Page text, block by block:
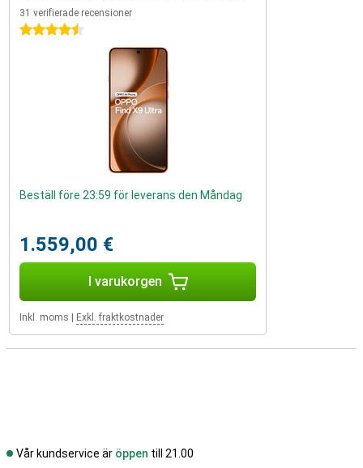
31 verifierade recensioner
4.5 stjärnor
Beställ före 23:59 för leverans den Måndag
1.559,00 €
I varukorgen
Inkl. moms Exkl. fraktkostnader
Vår kundservice är öppen till 21.00